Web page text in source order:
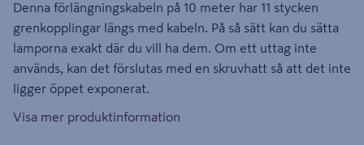
Denna förlängningskabeln på 10 meter har 11 stycken
grenkopplingar längs med kabeln. På så sätt kan du sätta
lamporna exakt där du vill ha dem. Om ett uttag inte
används, kan det förslutas med en skruvhatt så att det inte
ligger öppet exponerat.
Visa mer produktinformation